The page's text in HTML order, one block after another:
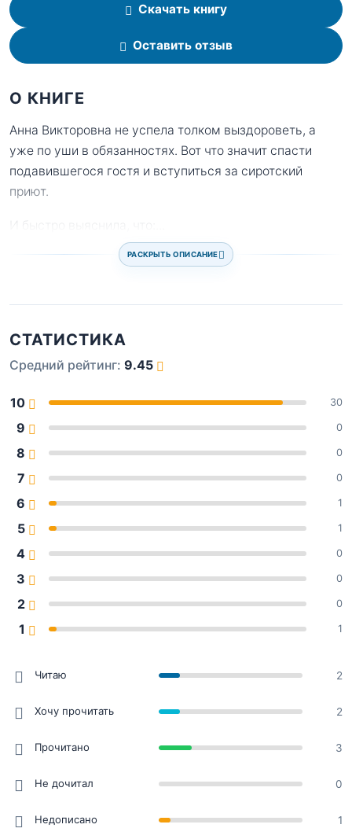
Скачать книгу
Оставить отзыв
О КНИГЕ
Анна Викторовна не успела толком выздороветь, а
уже по уши в обязанностях. Вот что значит спасти
подавившегося гостя и вступиться за сиротский
приют.
РАСКРЫТЬ ОПИСАНИЕ
СТАТИСТИКА
Средний рейтинг: 9.45
10 30
9 0
8 0
7 0
6 1
5 1
4 0
3 0
2 0
1 1
Читаю 2
Хочу прочитать 2
Прочитано 3
Не дочитал 0
Недописано 1